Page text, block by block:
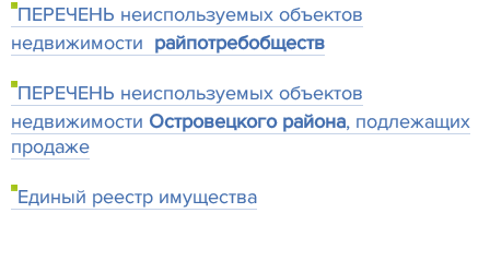
ПЕРЕЧЕНЬ неиспользуемых объектов
недвижимости райпотребобществ
ПЕРЕЧЕНЬ неиспользуемых объектов
недвижимости Островецкого района, подлежащих
продаже
Единый реестр имущества